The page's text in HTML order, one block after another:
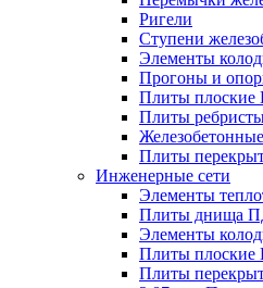
Ригели
Ступени
Элементы
Прогоны и
Плиты
Плиты
Плиты
Инженерные сети
Элементы
Плиты днища
Элементы
Плиты
Плиты